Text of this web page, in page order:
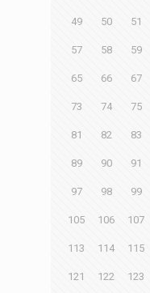
49 50 51
57 58 59
65 66 67
73 74 75
81 82 83
89 90 91
97 98 99
105 106 107
113 114 115
121 122 123